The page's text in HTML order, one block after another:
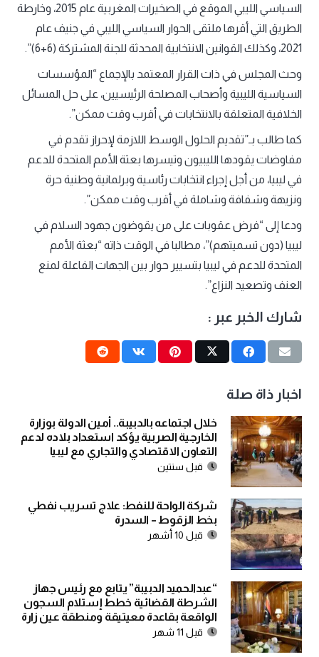
السياسي الليبي الموقع في الصخيرات المغربية عام 2015، وخارطة
الطريق التي أقرها ملتقى الحوار السياسي الليبي في جنيف عام
2021، وكذلك القوانين الانتخابية المحدثة للجنة المشتركة (6+6)”.
وحث المجلس في ذات القرار المعتمد بالإجماع “المؤسسات
السياسية الليبية وأصحاب المصلحة الرئيسيين، على حل المسائل
الخلافية المتعلقة بالانتخابات في أقرب وقت ممكن”.
كما طالب بـ”تقديم الحلول الوسط اللازمة لإحراز تقدم في
مفاوضات يقودها الليبيون وتيسرها بعثة الأمم المتحدة للدعم
في ليبيا، من أجل إجراء انتخابات رئاسية وبرلمانية وطنية حرة
ونزيهة وشفافة وشاملة في أقرب وقت ممكن”.
ودعا إلى “فرض عقوبات على من يقوضون جهود السلام في
ليبيا (دون تسميتهم)”، مطالبا في الوقت ذاته “بعثة الأمم
المتحدة للدعم في ليبيا بتسيير حوار بين الجهات الفاعلة لمنع
العنف وتصعيد النزاع”.
شارك الخبر عبر :
اخبار ذاة صلة
خلال اجتماعه بالدبيبة.. أمين الدولة بوزارة
الخارجية الصربية يؤكد استعداد بلاده لدعم
التعاون الاقتصادي والتجاري مع ليبيا
قبل سنتين
شركة الواحة للنفط: علاج تسريب نفطي
بخط الزقوط – السدرة
قبل 10 أشهر
“عبدالحميد الدبيبة” يتابع مع رئيس جهاز
الشرطة القضائية خطط إستلام السجون
الواقعة بقاعدة معيتيقة ومنطقة عين زارة
قبل 11 شهر